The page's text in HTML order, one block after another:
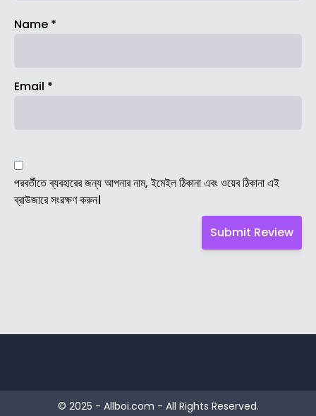
Name *
Email *
পরবর্তীতে ব্যবহারের জন্য আপনার নাম, ইমেইল ঠিকানা এবং ওয়েব ঠিকানা এই
ব্রাউজারে সংরক্ষণ করুন।
© 2025 - Allboi.com - All Rights Reserved.